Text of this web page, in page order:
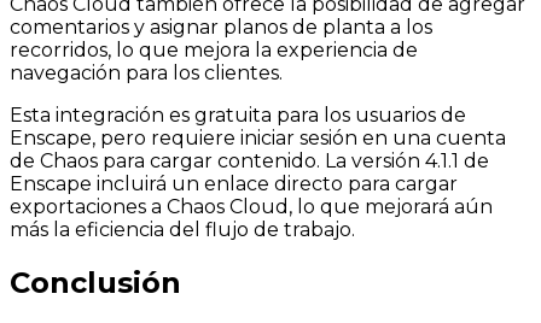
Chaos Cloud también ofrece la posibilidad de agregar
comentarios y asignar planos de planta a los
recorridos, lo que mejora la experiencia de
navegación para los clientes.
Esta integración es gratuita para los usuarios de
Enscape, pero requiere iniciar sesión en una cuenta
de Chaos para cargar contenido. La versión 4.1.1 de
Enscape incluirá un enlace directo para cargar
exportaciones a Chaos Cloud, lo que mejorará aún
más la eficiencia del flujo de trabajo.
Conclusión